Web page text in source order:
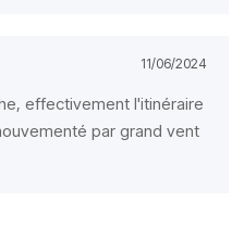
11/06/2024
effectivement l'itinéraire
par grand vent